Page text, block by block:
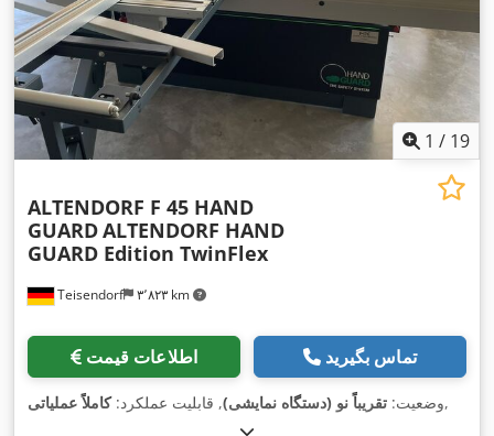
1 / 19
Teisendorf ۳٬۸۲۳ km
ALTENDORF F 45 HAND
GUARDALTENDORF HAND
GUARD Edition TwinFlex
اطلاعات قیمت تماس بگیرید
وضعیت: تقریباً نو (دستگاه نمایشی), قابلیت عملکرد:کاملاً عملیاتی ,